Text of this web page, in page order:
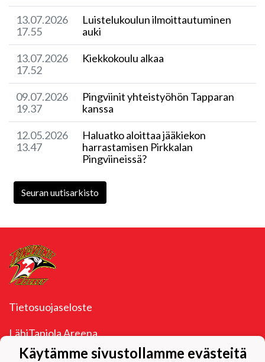
13.07.2026
17.55
Luistelukoulun ilmoittautuminen
auki
13.07.2026
17.52
Kiekkokoulu alkaa
09.07.2026
19.37
​Pingviinit yhteistyöhön Tapparan
kanssa
12.05.2026
13.47
Haluatko aloittaa jääkiekon
harrastamisen Pirkkalan
Pingviineissä?
Seuran uutisarkisto
Tietosuojaseloste
LähiTapiola Areena
Takamaantie 1
33960 Pirkkala
Käytämme sivustollamme evästeitä